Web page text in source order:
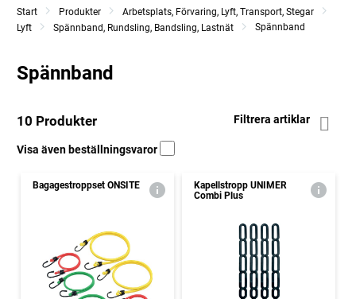
Start Produkter
Arbetsplats, Förvaring, Lyft, Transport, Stegar
Lyft
Spännband, Rundsling, Bandsling, Lastnät Spännband
Spännband
10 Produkter Filtrera artiklar
Visa även beställningsvaror
Bagagestroppset ONSITE
Kapellstropp UNIMER
Combi Plus